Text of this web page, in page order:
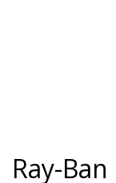
Ray-Ban